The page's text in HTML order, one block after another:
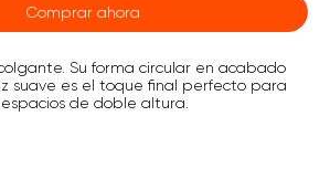
Comprar ahora
Su forma circular en acabado
suave es el toque final perfecto para
de doble altura.